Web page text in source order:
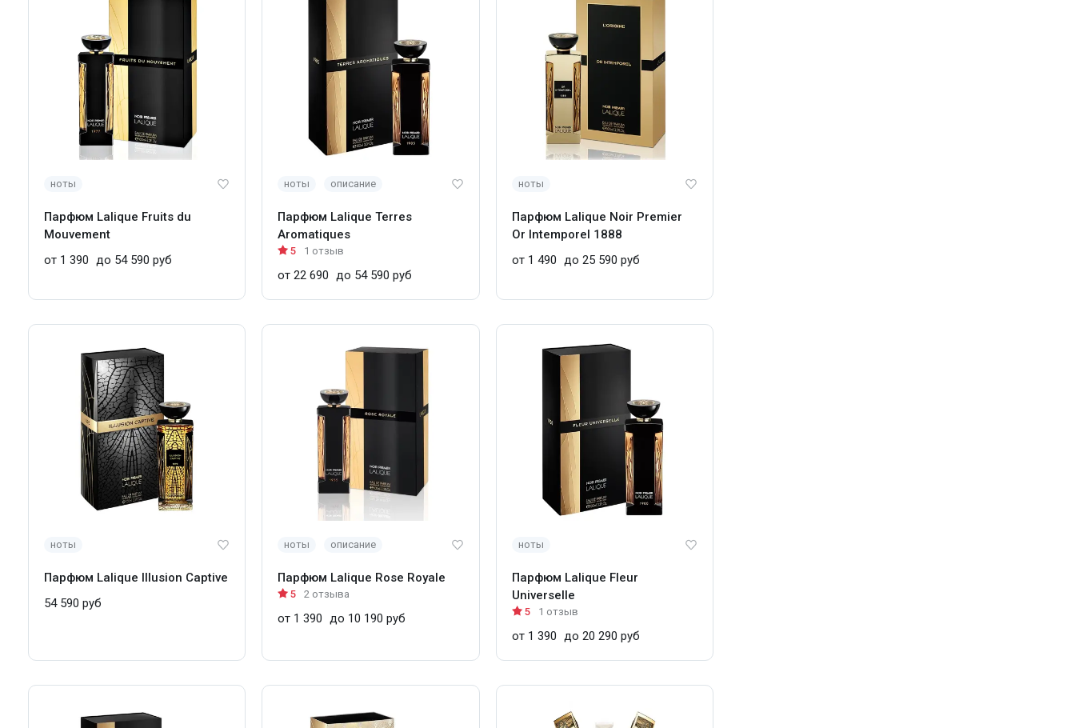
ноты
Парфюм Lalique Fruits du
Mouvement
от 1 390
до 54 590 руб
ноты описание
Парфюм Lalique Terres
Aromatiques
5 1 отзыв
от 22 690 до 54 590 руб
ноты
Парфюм Lalique Noir Premier
Or Intemporel 1888
от 1 490
до 25 590 руб
ноты
Парфюм Lalique Illusion Captive
54 590 руб
ноты описание
Парфюм Lalique Rose Royale
5 2 отзыва
от 1 390 до 10 190 руб
ноты
Парфюм Lalique Fleur
Universelle
5 1 отзыв
от 1 390 до 20 290 руб